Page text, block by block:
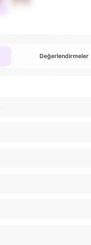
Değerlendirmeler